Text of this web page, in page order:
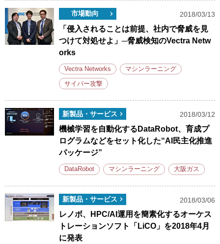
市場動向 2018/03/13
「侵入されることは前提、社内で脅威を見
つけて対処せよ」─脅威検知のVectra Netw
orks
Vectra Networks マシンラーニング
サイバー攻撃
新製品・サービス 2018/03/12
機械学習を自動化するDataRobot、育成プ
ログラムなどをセット化した“AI民主化推進
パッケージ”
DataRobot マシンラーニング 大阪ガス
新製品・サービス 2018/03/06
レノボ、HPC/AI運用を簡素化するオーケス
トレーションソフト「LiCO」を2018年4月
に発表